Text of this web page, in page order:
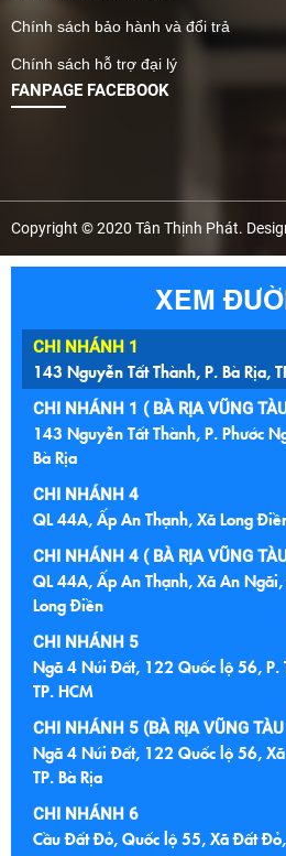
Chính sách bảo hành và đổi trả
Chính sách hỗ trợ đại lý
FANPAGE FACEBOOK
Copyright © 2020 Tân Thịnh Phát.
XEM
CHI NHÁNH 1
143 Nguyễn Tất Thành, P. Bà Rịa,
CHI NHÁNH 1 ( BÀ RỊA VŨNG
143 Nguyễn Tất Thành, P. Phước
Bà Rịa
CHI NHÁNH 4
QL 44A, Ấp An Thạnh, Xã Long
CHI NHÁNH 4 ( BÀ RỊA VŨNG
QL 44A, Ấp An Thạnh, Xã An
Long Điền
CHI NHÁNH 5
Ngã 4 Núi Đất, 122 Quốc lộ 56, P.
TP. HCM
CHI NHÁNH 5 (BÀ RỊA VŨNG
Ngã 4 Núi Đất, 122 Quốc lộ 56, Xã
TP. Bà Rịa
CHI NHÁNH 6
Cầu Đất Đỏ, Quốc lộ 55, Xã Đất Đỏ,